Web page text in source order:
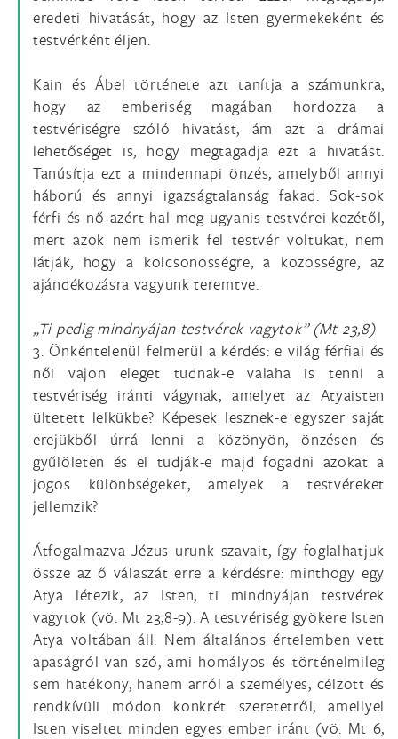
eredeti hivatását, hogy az Isten gyermekeként és
testvérként éljen.
Kain és Ábel története azt tanítja a számunkra,
hogy az emberiség magában hordozza a
testvériségre szóló hivatást, ám azt a drámai
lehetőséget is, hogy megtagadja ezt a hivatást.
Tanúsítja ezt a mindennapi önzés, amelyből annyi
háború és annyi igazságtalanság fakad. Sok-sok
férfi és nő azért hal meg ugyanis testvérei kezétől,
mert azok nem ismerik fel testvér voltukat, nem
látják, hogy a kölcsönösségre, a közösségre, az
ajándékozásra vagyunk teremtve.
„Ti pedig mindnyájan testvérek vagytok” (Mt 23,8)
3. Önkéntelenül felmerül a kérdés: e világ férfiai és
női vajon eleget tudnak-e valaha is tenni a
testvériség iránti vágynak, amelyet az Atyaisten
ültetett lelkükbe? Képesek lesznek-e egyszer saját
erejükből úrrá lenni a közönyön, önzésen és
gyűlöleten és el tudják-e majd fogadni azokat a
jogos különbségeket, amelyek a testvéreket
jellemzik?
Átfogalmazva Jézus urunk szavait, így foglalhatjuk
össze az ő válaszát erre a kérdésre: minthogy egy
Atya létezik, az Isten, ti mindnyájan testvérek
vagytok (vö. Mt 23,8-9). A testvériség gyökere Isten
Atya voltában áll. Nem általános értelemben vett
apaságról van szó, ami homályos és történelmileg
sem hatékony, hanem arról a személyes, célzott és
rendkívüli módon konkrét szeretetről, amellyel
Isten viseltet minden egyes ember iránt (vö. Mt 6,